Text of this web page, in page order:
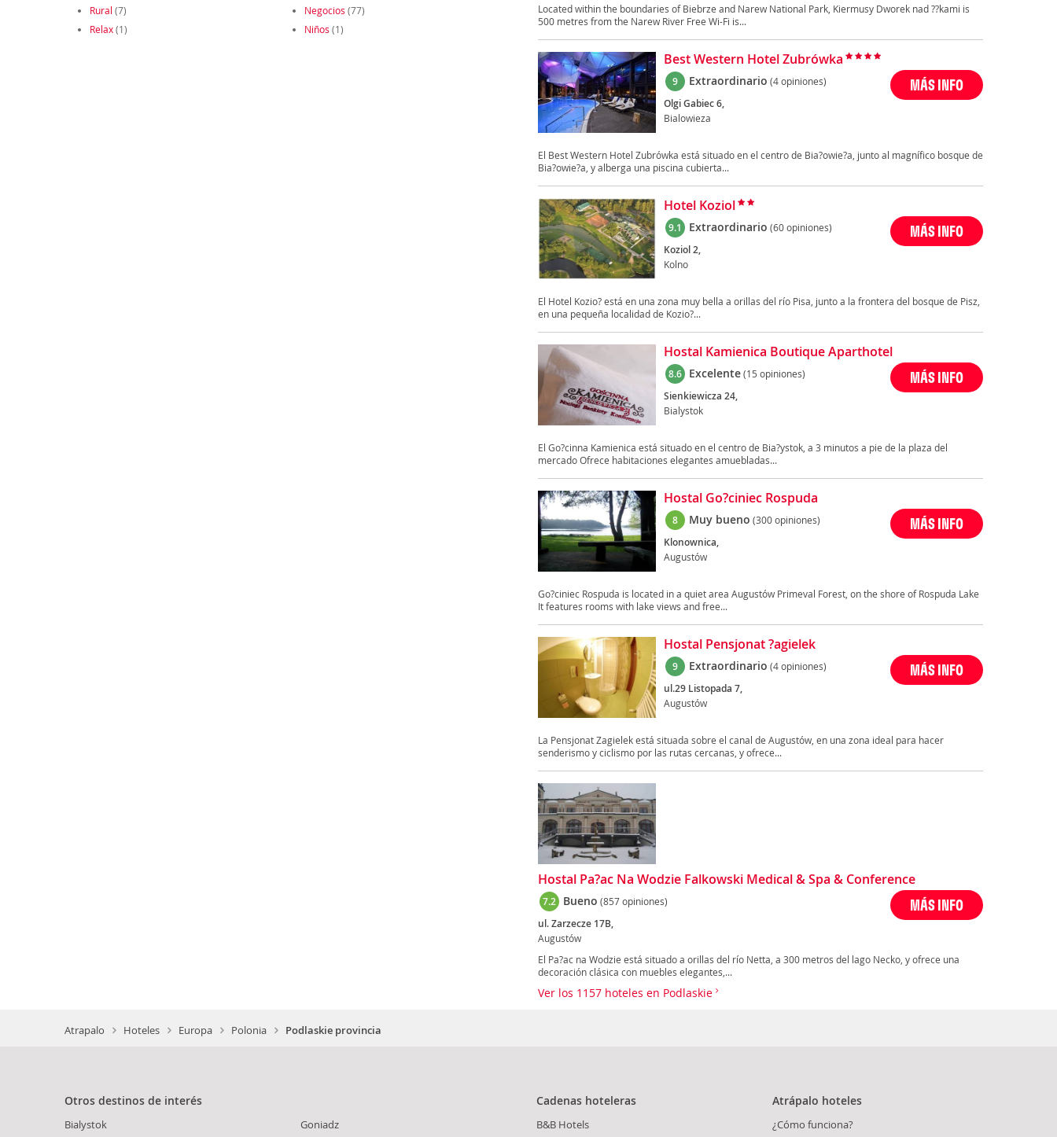
Rural (7) Negocios (77)
Relax(1) Niños (1)
Located within the boundaries of Biebrze and Narew National Park, Kiermusy Dworek nad ??kami is
500 metres from the Narew River Free Wi-Fi is...
Best Western Hotel Zubrówka
9 Extraordinario (4 opiniones)
Olgi Gabiec 6,
Bialowieza
MÁS INFO
El Best Western Hotel Zubrówka está situado en el centro de Bia?owie?a, junto al magnífico bosque de
Bia?owie?a, y alberga una piscina cubierta...
Hotel Koziol
9.1 Extraordinario (60 opiniones)
Koziol 2,
Kolno
MÁS INFO
El Hotel Kozio? está en una zona muy bella a orillas del río Pisa, junto a la frontera del bosque de Pisz,
en una pequeña localidad de Kozio?...
Hostal Kamienica Boutique Aparthotel
8.6 Excelente(15 opiniones)
Sienkiewicza 24,
Bialystok
MÁS INFO
El Go?cinna Kamienica está situado en el centro de Bia?ystok, a 3 minutos a pie de la plaza del
mercado Ofrece habitaciones elegantes amuebladas...
Hostal Go?ciniec Rospuda
8 Muy bueno (300 opiniones)
Klonownica,
Augustów
MÁS INFO
Go?ciniec Rospuda is located in a quiet area Augustów Primeval Forest, on the shore of Rospuda Lake
It features rooms with lake views and free...
Hostal Pensjonat ?agielek
9 Extraordinario (4 opiniones)
ul.29 Listopada 7,
Augustów
MÁS INFO
La Pensjonat Zagielek está situada sobre el canal de Augustów, en una zona ideal para hacer
senderismo y ciclismo por las rutas cercanas, y ofrece...
Hostal Pa?ac Na Wodzie Falkowski Medical & Spa & Conference
7.2 Bueno (857 opiniones)
ul. Zarzecze 17B,
Augustów
MÁS INFO
El Pa?ac na Wodzie está situado a orillas del río Netta, a 300 metros del lago Necko, y ofrece una
decoración clásica con muebles elegantes,...
Ver los 1157 hoteles en Podlaskie
Atrapalo Hoteles Europa Polonia Podlaskie provincia
Otros destinos de interés
Bialystok
Goniadz
Cadenas hoteleras
B&B Hotels
Atrápalo hoteles
¿Cómo funciona?